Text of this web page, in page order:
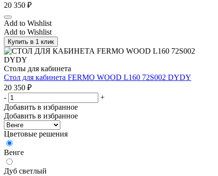
20 350 ₽
Add to Wishlist
Add to Wishlist
Купить в 1 клик
Столы для кабинета
Стол для кабинета FERMO WOOD L160 72S002 DYDY
20 350 ₽
-
+
Добавить в избранное
Добавить в избранное
Цветовые решения
Венге
Дуб светлый